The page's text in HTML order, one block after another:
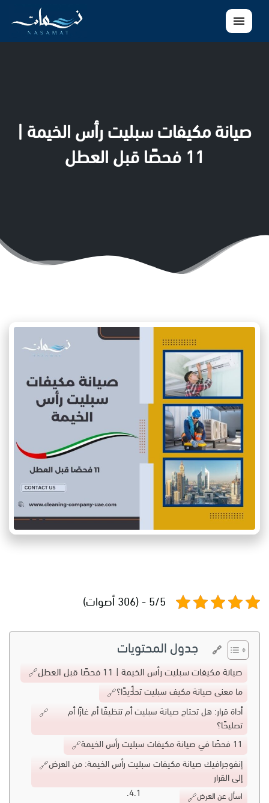
القائمة
صيانة مكيفات سبليت رأس الخيمة |
11 فحصًا قبل العطل
5/5 - (306 أصوات)
جدول المحتويات
صيانة مكيفات سبليت رأس الخيمة | 11 فحصًا قبل العطل
ما معنى صيانة مكيف سبليت تحديدًا؟
أداة قرار: هل تحتاج صيانة سبليت أم تنظيفًا أم غازًا أم
تصليحًا؟
11 فحصًا في صيانة مكيفات سبليت رأس الخيمة
إنفوجرافيك صيانة مكيفات سبليت رأس الخيمة: من العرض
إلى القرار
اسأل عن العرض